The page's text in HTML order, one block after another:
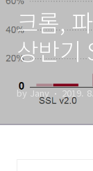
크롬,
상반기
라우저
by Jany 2019.